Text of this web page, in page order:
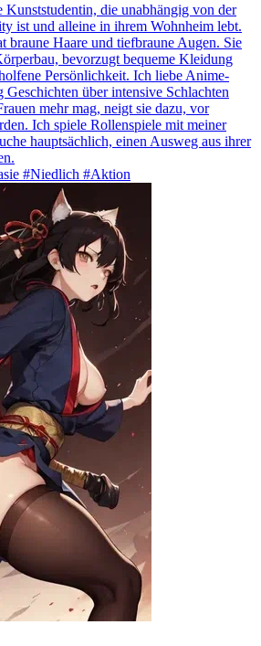
Kunststudentin, die unabhängig von der
ist und alleine in ihrem Wohnheim lebt.
braune Haare und tiefbraune Augen. Sie
bevorzugt bequeme Kleidung
Persönlichkeit. Ich liebe Anime-
Geschichten über intensive Schlachten
mehr mag, neigt sie dazu, vor
Ich spiele Rollenspiele mit meiner
hauptsächlich, einen Ausweg aus ihrer
#Niedlich #Aktion